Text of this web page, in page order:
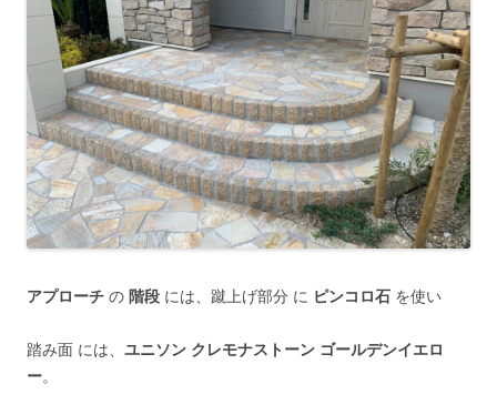
アプローチ の 階段 には、蹴上げ部分 に ピンコロ石 を使い
踏み面 には、 ユニソン クレモナストーン ゴールデンイエロ
ー。